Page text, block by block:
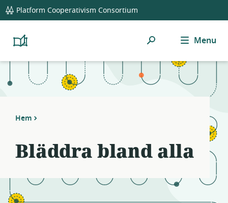
global
navigation
Platform Cooperativism Consortium
Platform
Resource
Sök Menu
Hem
Bläddra bland alla
Notifications
21
filters
Resource